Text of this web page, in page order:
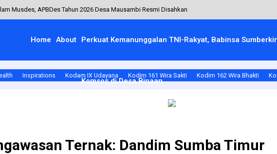
Musdes, APBDes Tahun 2026 Desa Mausambi Resmi Disahkan
Warga Kelola Sampah dari Rumah
Home About Perkuat Kemanunggalan TNI-Rakyat, Babinsa
Komsos di Desa Binaan
Inspirations Kodam IX Udayana Kodim 161 Wira Sakti Kodim 162 Wira Bhakti
Ternak: Dandim Sumba Timur